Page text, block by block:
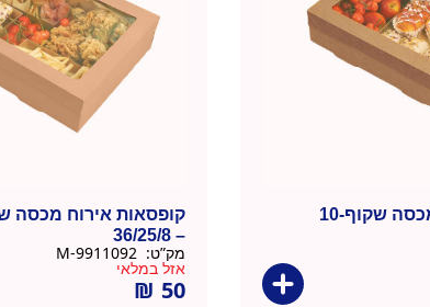
קופסאות אירוח מכסה שקוף-10
– 36/25/8
מק”ט: 9911092-M
אזל במלאי
₪ 50